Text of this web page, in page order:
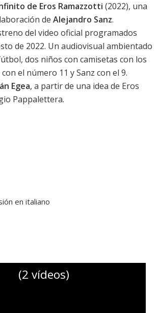
de Eros Ramazzotti (2022), una
de Alejandro Sanz.
del video oficial programados
de 2022. Un audiovisual ambientado
dos niños con camisetas con los
el número 11 y Sanz con el 9.
Egea, a partir de una idea de Eros
Pappalettera.
en italiano
(2 vídeos)